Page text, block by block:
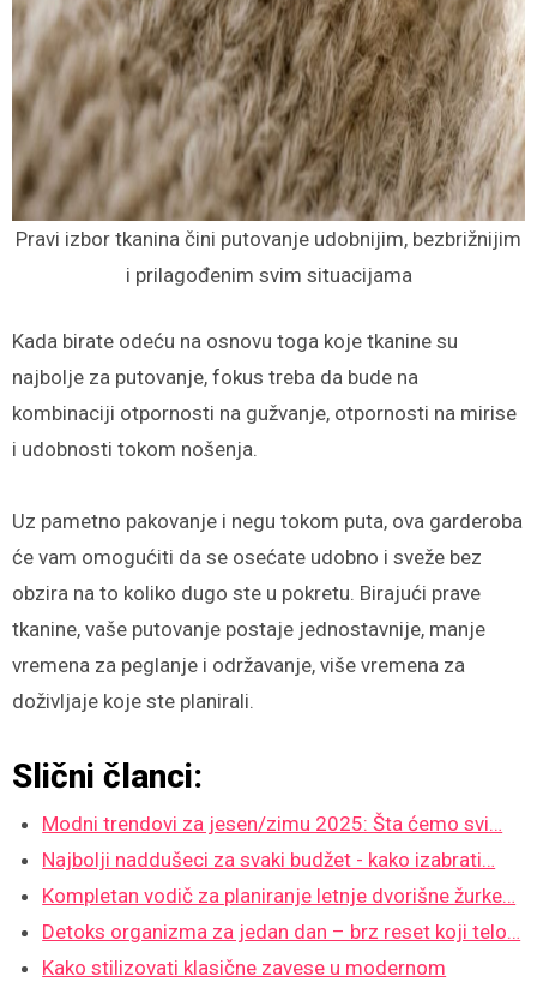
Pravi izbor tkanina čini putovanje udobnijim, bezbrižnijim
i prilagođenim svim situacijama
Kada birate odeću na osnovu toga koje tkanine su
najbolje za putovanje, fokus treba da bude na
kombinaciji otpornosti na gužvanje, otpornosti na mirise
i udobnosti tokom nošenja.
Uz pametno pakovanje i negu tokom puta, ova garderoba
će vam omogućiti da se osećate udobno i sveže bez
obzira na to koliko dugo ste u pokretu. Birajući prave
tkanine, vaše putovanje postaje jednostavnije, manje
vremena za peglanje i održavanje, više vremena za
doživljaje koje ste planirali.
Slični članci:
Modni trendovi za jesen/zimu 2025: Šta ćemo svi…
Najbolji naddušeci za svaki budžet - kako izabrati…
Kompletan vodič za planiranje letnje dvorišne žurke…
Detoks organizma za jedan dan – brz reset koji telo…
Kako stilizovati klasične zavese u modernom